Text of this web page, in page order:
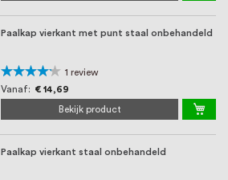
Paalkap vierkant met punt staal onbehandeld
Waardering:
80%
1 review
Vanaf
€ 14,69
Bekijk product
Paalkap vierkant staal onbehandeld